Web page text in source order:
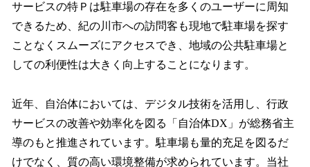
サービスの特Ｐは駐車場の存在を多くのユーザーに周知
できるため、紀の川市への訪問客も現地で駐車場を探す
ことなくスムーズにアクセスでき、地域の公共駐車場と
しての利便性は大きく向上することになります。
近年、自治体においては、デジタル技術を活用し、行政
サービスの改善や効率化を図る「自治体DX」が総務省主
導のもと推進されています。駐車場も量的充足を図るだ
けでなく、質の高い環境整備が求められています。当社